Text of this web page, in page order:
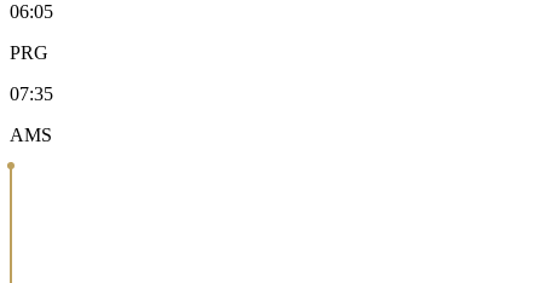
06:05
PRG
07:35
AMS